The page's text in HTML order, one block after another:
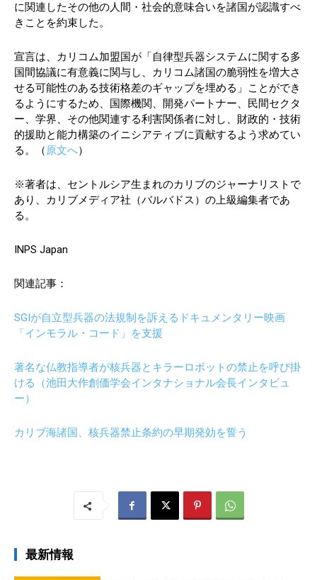
に関連したその他の人間・社会的意味合いを諸国が認識すべ
きことを約束した。
宣言は、カリコム加盟国が「自律型兵器システムに関する多
国間協議に有意義に関与し、カリコム諸国の脆弱性を増大さ
せる可能性のある技術格差のギャップを埋める」ことができ
るようにするため、国際機関、開発パートナー、民間セクタ
ー、学界、その他関連する利害関係者に対し、財政的・技術
的援助と能力構築のイニシアティブに貢献するよう求めてい
る。（原文へ）
※著者は、セントルシア生まれのカリブのジャーナリストで
あり、カリブメディア社（バルバドス）の上級編集者であ
る。
INPS Japan
関連記事：
SGIが自立型兵器の法規制を訴えるドキュメンタリー映画
「インモラル・コード」を支援
著名な仏教指導者が核兵器とキラーロボットの禁止を呼び掛
ける（池田大作創価学会インタナショナル会長インタビュ
ー）
カリブ海諸国、核兵器禁止条約の早期発効を誓う
最新情報